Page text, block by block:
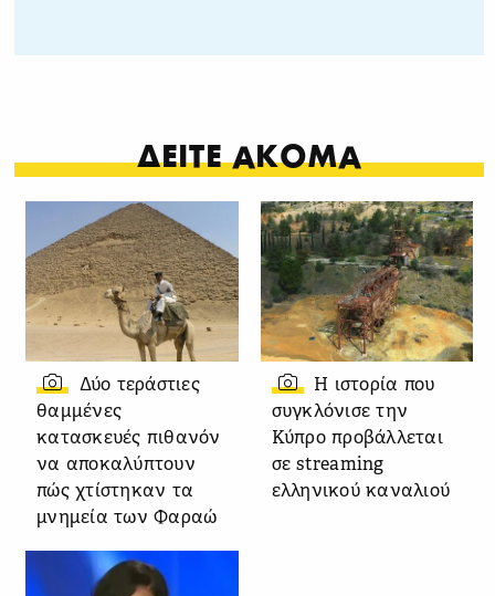
ΔΕΙΤΕ ΑΚΟΜΑ
Δύο τεράστιες
θαμμένες
κατασκευές πιθανόν
να αποκαλύπτουν
πώς χτίστηκαν τα
μνημεία των Φαραώ
Η ιστορία που
συγκλόνισε την
Κύπρο προβάλλεται
σε streaming
ελληνικού καναλιού